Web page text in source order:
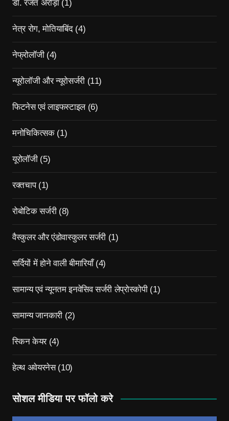
डॉ. रजत अरोड़ा(1)
नेत्र रोग, मोतियाबिंद(4)
नेफ्रोलॉजी(4)
न्यूरोलॉजी और न्यूरोसर्जरी(11)
फिटनेस एवं लाइफस्टाइल(6)
मनोचिकित्सक(1)
यूरोलॉजी(5)
रक्तचाप(1)
रोबोटिक सर्जरी(8)
वैस्कुलर और एंडोवास्कुलर सर्जरी (1)
सर्दियों में होने वाली बीमारियाँ(4)
सामान्य एवं न्यूनतम इनवेसिव सर्जरी लेप्रोस्कोपी(1)
सामान्य जानकारी(2)
स्किन केयर(4)
हेल्थ अवेयरनेस(10)
सोशल मीडिया पर फॉलो करे